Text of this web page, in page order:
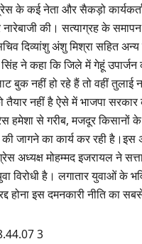
के कई नेता और सैकड़ो
की। सत्याग्रह के
दिव्यांशु अंशु मिश्रा सहित
ने कहा कि जिले में गेहूं
नहीं हो रहे हैं तो वहीं तुलाई
नहीं है ऐसे में भाजपा
से गरीब, मजदूर किसानों
जागने का कार्य कर रही है।इस
अध्यक्ष मोहम्मद इजरायल ने
विरोधी है। लगातार युवाओं के
होना इस दमनकारी नीति का